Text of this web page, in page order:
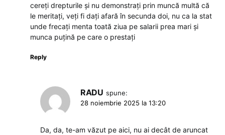
cereți drepturile și nu demonstrați prin muncă multă că
le meritați, veți fi dați afară în secunda doi, nu ca la stat
unde frecați menta toată ziua pe salarii prea mari și
munca puțină pe care o prestați
Reply
RADU spune:
28 noiembrie 2025 la 13:20
Da, da, te-am văzut pe aici, nu ai decât de aruncat